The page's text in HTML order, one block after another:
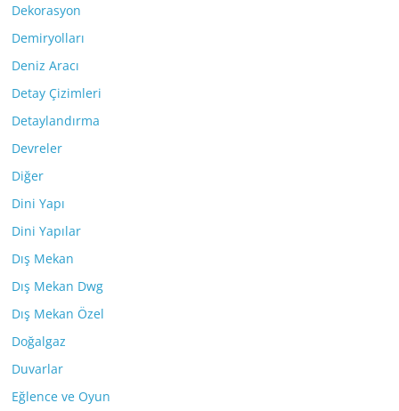
Dekorasyon
Demiryolları
Deniz Aracı
Detay Çizimleri
Detaylandırma
Devreler
Diğer
Dini Yapı
Dini Yapılar
Dış Mekan
Dış Mekan Dwg
Dış Mekan Özel
Doğalgaz
Duvarlar
Eğlence ve Oyun